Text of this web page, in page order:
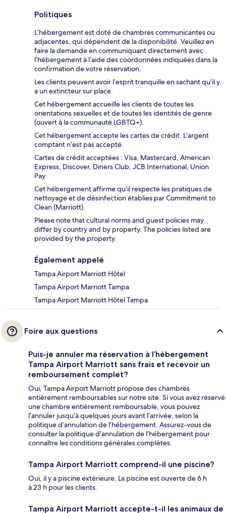
Politiques
L’hébergement est doté de chambres communicantes ou
adjacentes, qui dépendent de la disponibilité. Veuillez en
faire la demande en communiquant directement avec
l’hébergement à l’aide des coordonnées indiquées dans la
confirmation de votre réservation.
Les clients peuvent avoir l’esprit tranquille en sachant qu’il y
a un extincteur sur place.
Cet hébergement accueille les clients de toutes les
orientations sexuelles et de toutes les identités de genre
(ouvert à la communauté LGBTQ+).
Cet hébergement accepte les cartes de crédit. L’argent
comptant n’est pas accepté.
Cartes de crédit acceptées : Visa, Mastercard, American
Express, Discover, Diners Club, JCB International, Union
Pay
Cet hébergement affirme qu’il respecte les pratiques de
nettoyage et de désinfection établies par Commitment to
Clean (Marriott).
Please note that cultural norms and guest policies may
differ by country and by property. The policies listed are
provided by the property.
Également appelé
Tampa Airport Marriott Hôtel
Tampa Airport Marriott Tampa
Tampa Airport Marriott Hôtel Tampa
Foire aux questions
Puis-je annuler ma réservation à l’hébergement
Tampa Airport Marriott sans frais et recevoir un
remboursement complet?
Oui, Tampa Airport Marriott propose des chambres
entièrement remboursables sur notre site. Si vous avez réservé
une chambre entièrement remboursable, vous pouvez
l’annuler jusqu’à quelques jours avant l’arrivée, selon la
politique d’annulation de l’hébergement. Assurez-vous de
consulter la politique d’annulation de l’hébergement pour
connaître les conditions générales complètes.
Tampa Airport Marriott comprend-il une piscine?
Oui, il y a piscine extérieure. La piscine est ouverte de 6 h
à 23 h pour les clients.
Tampa Airport Marriott accepte-t-il les animaux de